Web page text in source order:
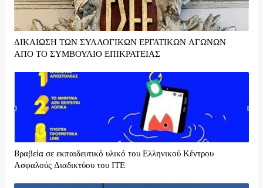
ΔΙΚΑΙΩΣΗ ΤΩΝ ΣΥΛΛΟΓΙΚΩΝ ΕΡΓΑΤΙΚΩΝ ΑΓΩΝΩΝ
ΑΠΟ ΤΟ ΣΥΜΒΟΥΛΙΟ ΕΠΙΚΡΑΤΕΙΑΣ
Bραβεία σε εκπαιδευτικό υλικό του Ελληνικού Κέντρου
Ασφαλούς Διαδικτύου του ΙΤΕ